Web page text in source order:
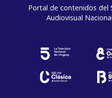
Portal de contenidos del
Audiovisual